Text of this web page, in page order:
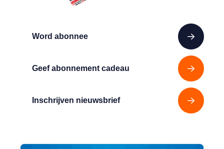
Word abonnee
Geef abonnement cadeau
Inschrijven nieuwsbrief